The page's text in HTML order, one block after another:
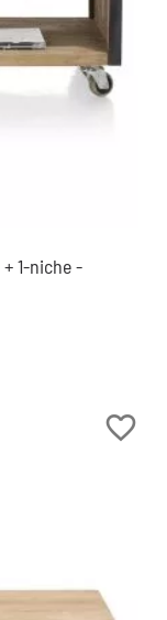
1-niche -
favorite_border